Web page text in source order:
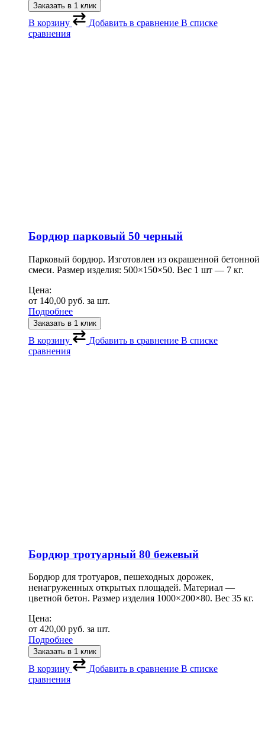
Заказать в 1 клик
В корзину Добавить в сравнение В списке
сравнения
Бордюр парковый 50 черный
Парковый бордюр. Изготовлен из окрашенной бетонной
смеси. Размер изделия: 500×150×50. Вес 1 шт — 7 кг.
Цена:
от 140,00 руб. за шт.
Подробнее
Заказать в 1 клик
В корзину Добавить в сравнение В списке
сравнения
Бордюр тротуарный 80 бежевый
Бордюр для тротуаров, пешеходных дорожек,
ненагруженных открытых площадей. Материал —
цветной бетон. Размер изделия 1000×200×80. Вес 35 кг.
Цена:
от 420,00 руб. за шт.
Подробнее
Заказать в 1 клик
В корзину Добавить в сравнение В списке
сравнения